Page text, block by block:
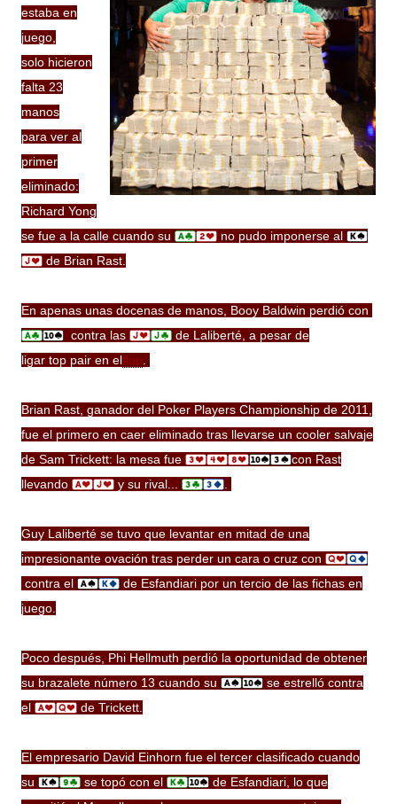
estaba en
juego,
solo hicieron
falta 23
manos
para ver al
primer
eliminado:
Richard Yong
se fue a la calle cuando su
no pudo imponerse al
de Brian Rast.
En apenas unas docenas de manos, Booy Baldwin perdió con
contra las
de Laliberté, a pesar de
ligar top pair en elflop
Brian Rast, ganador del Poker Players Championship de 2011,
fue el primero en caer eliminado tras llevarse un cooler salvaje
de Sam Trickett: la mesa fue
con Rast
llevando
y su rival...
Guy Laliberté se tuvo que levantar en mitad de una
impresionante ovación tras perder un cara o cruz con
contra el
de Esfandiari por un tercio de las fichas en
juego.
Poco después, Phi Hellmuth perdió la oportunidad de obtener
su brazalete número 13 cuando su
se estrelló contra
el
de Trickett.
El empresario David Einhorn fue el tercer clasificado cuando
su
se topó con el
de Esfandiari, lo que